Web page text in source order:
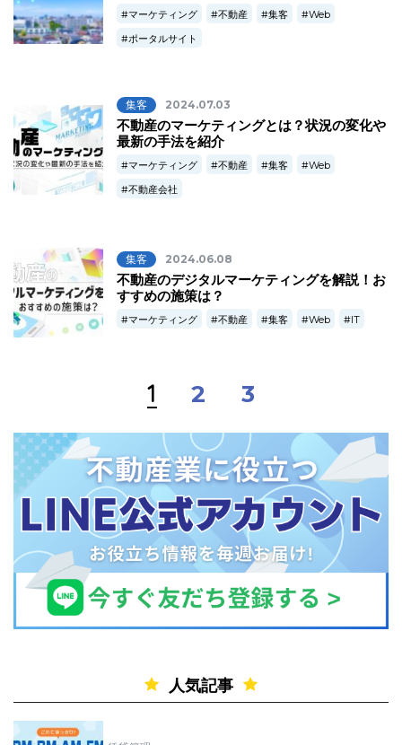
マーケティング 不動産 集客
Web
ポータルサイト
集客 2024.07.03
不動産のマーケティングとは？状況の変化や
最新の手法を紹介
マーケティング 不動産 集客
Web
不動産会社
集客 2024.06.08
不動産のデジタルマーケティングを解説！お
すすめの施策は？
マーケティング 不動産 集客 Web IT
1 2 3
人気記事